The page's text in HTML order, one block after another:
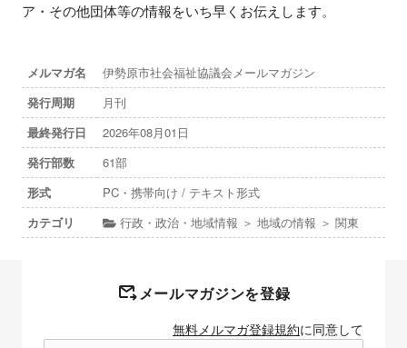
ア・その他団体等の情報をいち早くお伝えします。
メルマガ名
伊勢原市社会福祉協議会メールマガジン
発行周期
月刊
最終発行日
2026年08月01日
発行部数
61部
形式
PC・携帯向け / テキスト形式
カテゴリ
行政・政治・地域情報 ＞ 地域の情報 ＞ 関東
メールマガジンを登録
無料メルマガ登録規約に同意して